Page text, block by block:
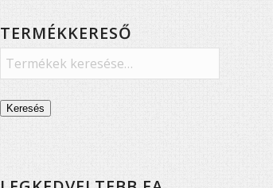
TERMÉKKERESŐ
Keresés